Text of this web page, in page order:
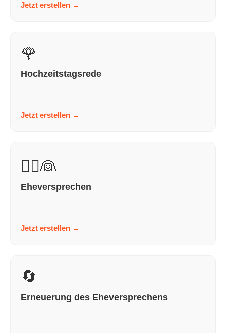
Jetzt erstellen →
🌹
Hochzeitstagsrede
Jetzt erstellen →
🤵‍♂️👰
Eheversprechen
Jetzt erstellen →
🔄
Erneuerung des Eheversprechens